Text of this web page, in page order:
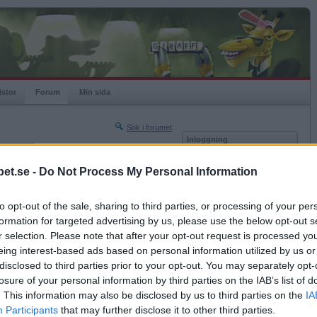
- Do Not Process My Personal Information
opt-out of the sale, sharing to third parties, or processing of your
for targeted advertising by us, please use the below opt-out
selection. Please note that after your opt-out request is processed
interest-based ads based on personal information utilized by us
to third parties prior to your opt-out. You may separately
of your personal information by third parties on the IAB’s list of
This information may also be disclosed by us to third parties on the
Participants that may further disclose it to other third parties.
Forum Min sida
Sök i forumet
Nästa sida »
2023-12-08 11:18
Inloggning
Kom ihåg mig
Glömt ditt lösenord?
Få ny aktiveringslänk
Betapet är gratis!